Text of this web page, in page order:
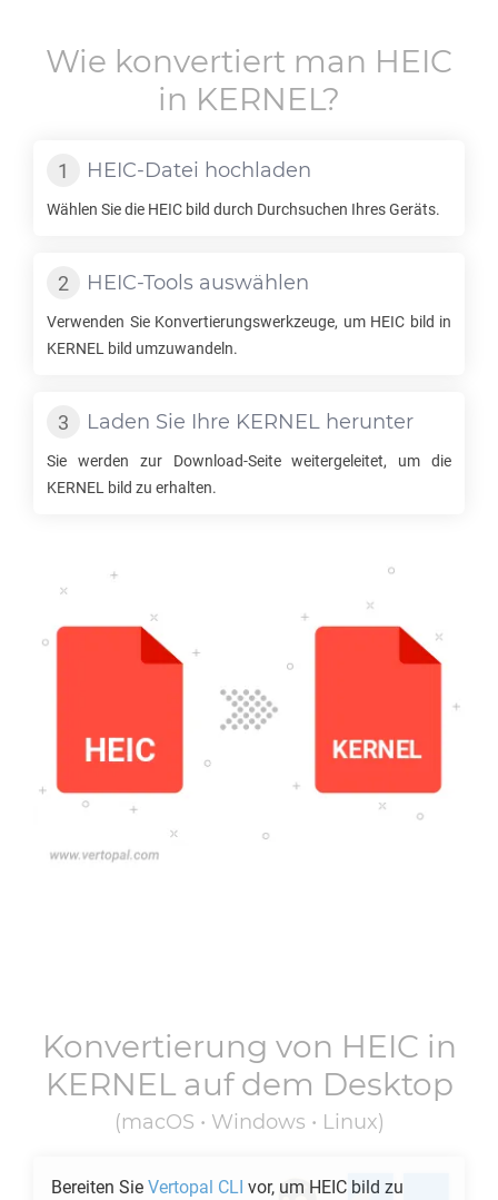
Wie konvertiert man HEIC
in KERNEL?
HEIC-Datei hochladen
Wählen Sie die HEIC bild durch Durchsuchen Ihres Geräts.
HEIC-Tools auswählen
Verwenden Sie Konvertierungswerkzeuge, um HEIC bild in
KERNEL
bild umzuwandeln.
Laden Sie Ihre KERNEL herunter
Sie werden zur Download-Seite weitergeleitet, um die
KERNEL
bild zu erhalten.
Konvertierung von HEIC in
KERNELauf dem Desktop
(macOS • Windows • Linux)
Bereiten Sie Vertopal CLI vor, um HEIC bild zu